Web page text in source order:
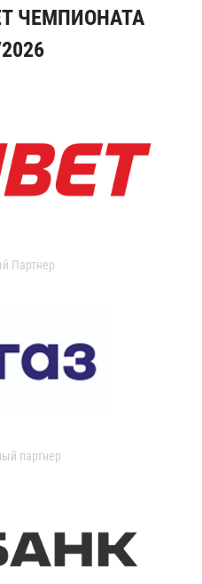
ЧЕМПИОНАТА
Партнер
партнер